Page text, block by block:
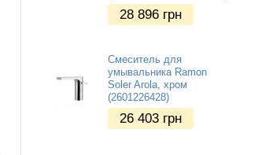
28 896 грн
Смеситель для
умывальника Ramon
Soler Arola, хром
(2601226428)
26 403 грн